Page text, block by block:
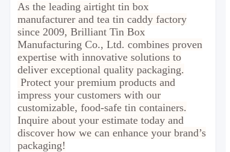
As the leading airtight tin box
manufacturer and tea tin caddy factory
since 2009, Brilliant Tin Box
Manufacturing Co., Ltd. combines proven
expertise with innovative solutions to
deliver exceptional quality packaging.
Protect your premium products and
impress your customers with our
customizable, food-safe tin containers.
Inquire about your estimate today and
discover how we can enhance your brand’s
packaging!